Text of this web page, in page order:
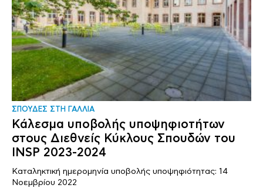
ΣΠΟΥΔΕΣ ΣΤΗ ΓΑΛΛΙΑ
Κάλεσμα υποβολής υποψηφιοτήτων
στους Διεθνείς Κύκλους Σπουδών του
INSP 2023-2024
Καταληκτική ημερομηνία υποβολής υποψηφιότητας: 14
Νοεμβρίου 2022